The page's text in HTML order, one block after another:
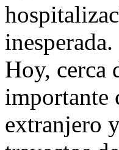
inesperada.
Hoy, cerca
importante
extranjero